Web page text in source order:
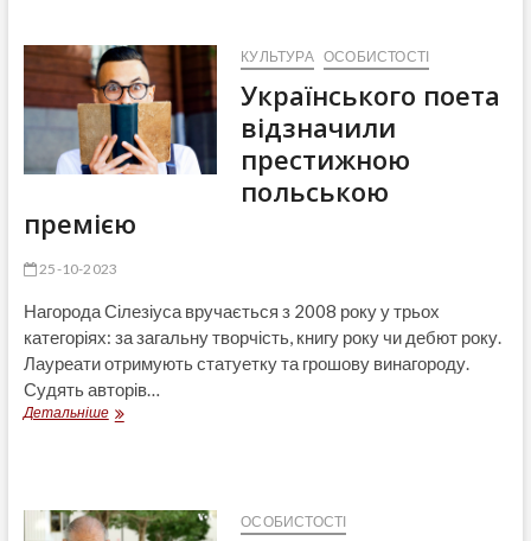
ЯНА
МАТЕЙКА
КУЛЬТУРА ОСОБИСТОСТІ
Українського поета
відзначили
престижною
польською
премією
25-10-2023
Нагорода Сілезіуса вручається з 2008 року у трьох
категоріях: за загальну творчість, книгу року чи дебют року.
Лауреати отримують статуетку та грошову винагороду.
Судять авторів…
ДетальнішеУкраїнського
премією
ОСОБИСТОСТІ